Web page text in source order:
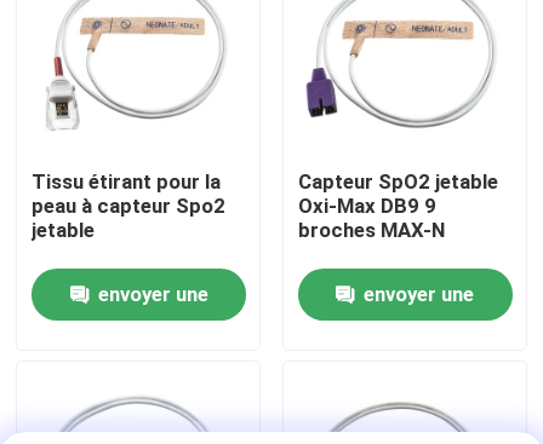
Contrôle de qualité
Contactez-nous
Nouvelles
Cas
Capteur spO2 réutilisable
Tissu étirant pour la
peau à capteur Spo2
jetable
envoyer une
Capteur SpO2 jetable
Oxi-Max DB9 9
broches MAX-N
envoyer une